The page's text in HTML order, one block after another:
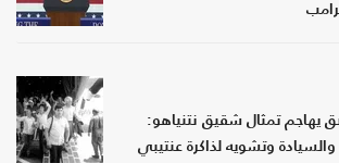
يهاجم تمثال شقيق نتنياهو:
والسيادة وتشويه لذاكرة عنتيبي